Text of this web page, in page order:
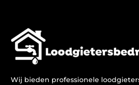
Wij bieden professionele